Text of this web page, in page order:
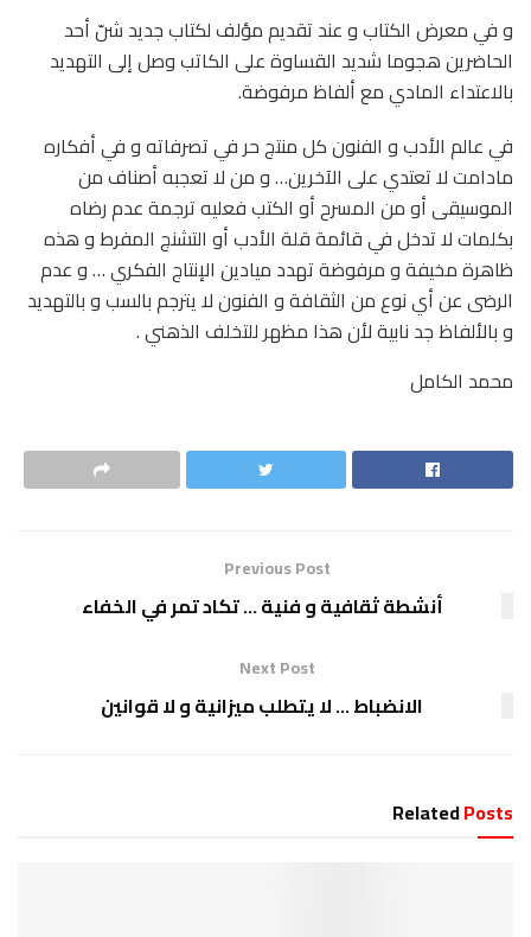
و في معرض الكتاب و عند تقديم مؤلف لكتاب جديد شنّ أحد
الحاضرين هجوما شديد القساوة على الكاتب وصل إلى التهديد
بالاعتداء المادي مع ألفاظ مرفوضة.
في عالم الأدب و الفنون كل منتج حر في تصرفاته و في أفكاره
مادامت لا تعتدي على الآخرين… و من لا تعجبه أصناف من
الموسيقى أو من المسرح أو الكتب فعليه ترجمة عدم رضاه
بكلمات لا تدخل في قائمة قلة الأدب أو التشنج المفرط و هذه
ظاهرة مخيفة و مرفوضة تهدد ميادين الإنتاج الفكري … و عدم
الرضى عن أي نوع من الثقافة و الفنون لا يترجم بالسب و بالتهديد
و بالألفاظ جد نابية لأن هذا مظهر للتخلف الذهني .
محمد الكامل
Previous Post
أنشطة ثقافية و فنية … تكاد تمر في الخفاء
Next Post
الانضباط … لا يتطلب ميزانية و لا قوانين
RelatedPosts